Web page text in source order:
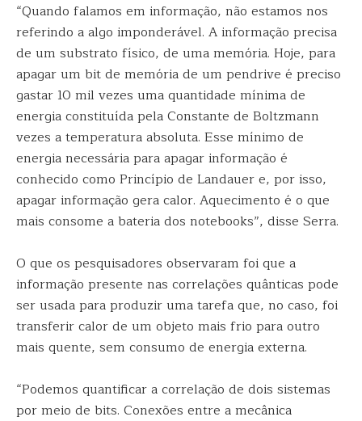
“Quando falamos em informação, não estamos nos
referindo a algo imponderável. A informação precisa
de um substrato físico, de uma memória. Hoje, para
apagar um bit de memória de um pendrive é preciso
gastar 10 mil vezes uma quantidade mínima de
energia constituída pela Constante de Boltzmann
vezes a temperatura absoluta. Esse mínimo de
energia necessária para apagar informação é
conhecido como Princípio de Landauer e, por isso,
apagar informação gera calor. Aquecimento é o que
mais consome a bateria dos notebooks”, disse Serra.
O que os pesquisadores observaram foi que a
informação presente nas correlações quânticas pode
ser usada para produzir uma tarefa que, no caso, foi
transferir calor de um objeto mais frio para outro
mais quente, sem consumo de energia externa.
“Podemos quantificar a correlação de dois sistemas
por meio de bits. Conexões entre a mecânica